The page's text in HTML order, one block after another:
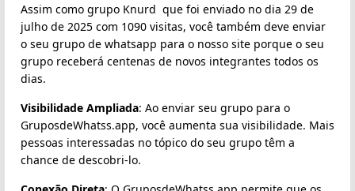
Assim como grupo Knurd ️ que foi enviado no dia 29 de
julho de 2025 com 1090 visitas, você também deve enviar
o seu grupo de whatsapp para o nosso site porque o seu
grupo receberá centenas de novos integrantes todos os
dias.
Visibilidade Ampliada: Ao enviar seu grupo para o
GruposdeWhatss.app, você aumenta sua visibilidade. Mais
pessoas interessadas no tópico do seu grupo têm a
chance de descobri-lo.